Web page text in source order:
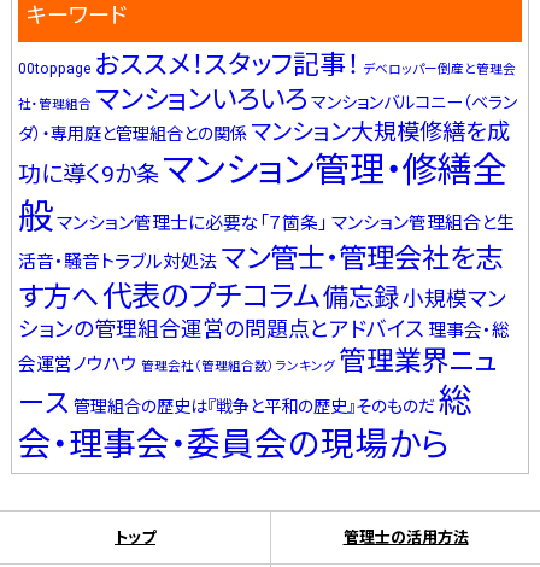
キーワード
00toppage おススメ！スタッフ記事！ デベロッパー倒産と管理会
社・管理組合 マンションいろいろ マンションバルコニー（ベラン
ダ）・専用庭と管理組合との関係 マンション大規模修繕を成
功に導く9か条マンション管理・修繕全
般マンション管理士に必要な「７箇条」 マンション管理組合と生
活音・騒音トラブル対処法 マン管士・管理会社を志
す方へ代表のプチコラム備忘録小規模マン
ションの管理組合運営の問題点とアドバイス 理事会・総
会運営ノウハウ 管理会社（管理組合数）ランキング 管理業界ニュ
ース 管理組合の歴史は『戦争と平和の歴史』そのものだ総
会・理事会・委員会の現場から
トップ 管理士の活用方法